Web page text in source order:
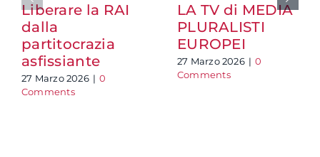
Liberare la RAI
dalla
partitocrazia
asfissiante
27 Marzo 2026 | 0
Comments
LA TV di MEDIA
PLURALISTI
EUROPEI
27 Marzo 2026 | 0
Comments